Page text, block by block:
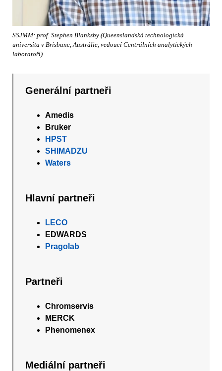
SSJMM: prof. Stephen Blanksby (Queenslandská technologická
universita v Brisbane, Austrálie, vedoucí Centrálních analytických
laboratoří)
Generální partneři
Amedis
Bruker
HPST
SHIMADZU
Waters
Hlavní partneři
LECO
EDWARDS
Pragolab
Partneři
Chromservis
MERCK
Phenomenex
Mediální partneři